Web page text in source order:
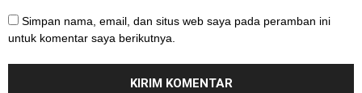
Simpan nama, email, dan situs web saya pada peramban ini
untuk komentar saya berikutnya.